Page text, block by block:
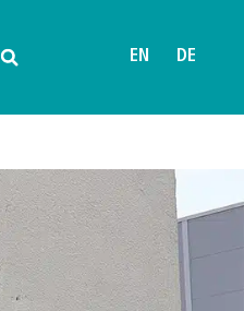
EN DE